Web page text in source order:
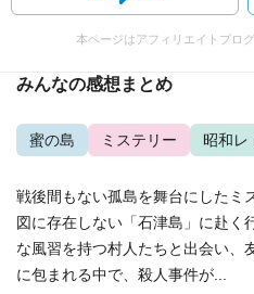
本ページはアフィリエイトプロ
みんなの感想まとめ
蜜の島 ミステリー 昭和レ
戦後間もない孤島を舞台にしたミ
図に存在しない「石津島」に赴く
な風習を持つ村人たちと出会い、
に包まれる中で、殺人事件が...